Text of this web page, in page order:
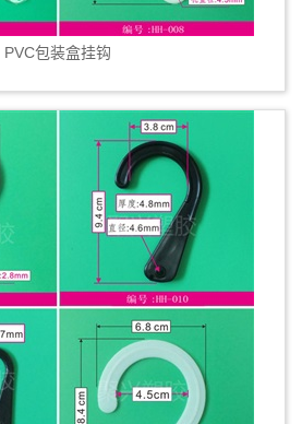
PVC包装盒挂钩